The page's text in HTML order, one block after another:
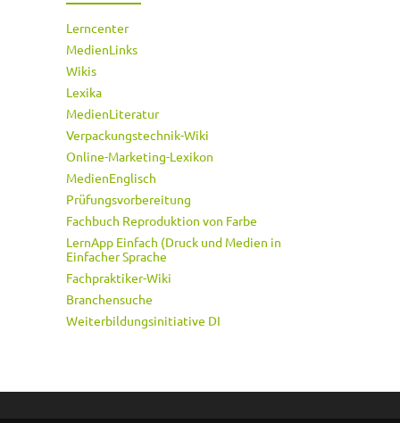
Lerncenter
MedienLinks
Wikis
Lexika
MedienLiteratur
Verpackungstechnik-Wiki
Online-Marketing-Lexikon
MedienEnglisch
Prüfungsvorbereitung
Fachbuch Reproduktion von Farbe
LernApp Einfach (Druck und Medien in
Einfacher Sprache
Fachpraktiker-Wiki
Branchensuche
Weiterbildungsinitiative DI